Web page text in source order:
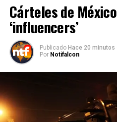
Cárteles de México
‘influencers’
Publicado Hace 20 minutos
Por Notifalcon